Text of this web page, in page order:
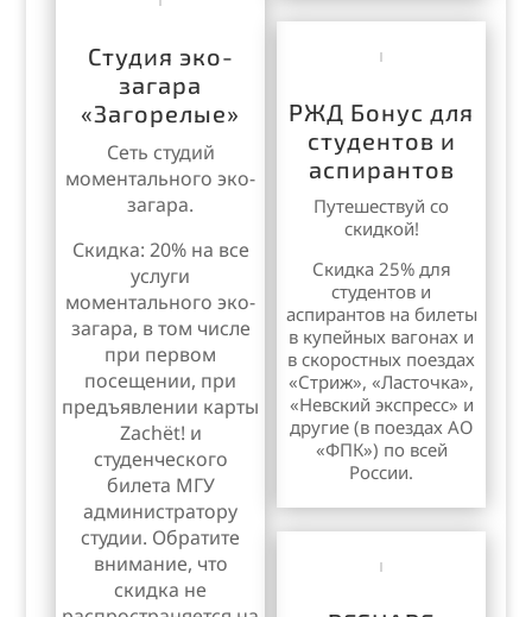
Студия эко-
загара
«Загорелые»
Сеть студий
моментального эко-
загара.
Скидка: 20% на все
услуги
моментального эко-
загара, в том числе
при первом
посещении, при
предъявлении карты
Zachët! и
студенческого
билета МГУ
администратору
студии. Обратите
внимание, что
скидка не
РЖД Бонус для
студентов и
аспирантов
Путешествуй со
скидкой!
Скидка 25% для
студентов и
аспирантов на билеты
в купейных вагонах и
в скоростных поездах
«Стриж», «Ласточка»,
«Невский экспресс» и
другие (в поездах АО
«ФПК») по всей
России.